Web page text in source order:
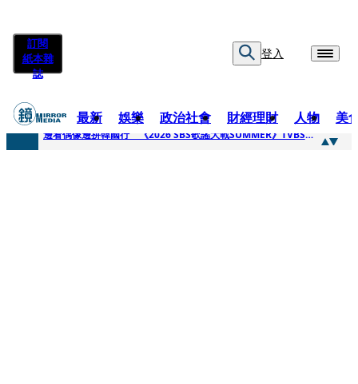
訂閱
紙本雜
誌
登入
最新 娛樂 政治社會 財經理財 人物 美
快訊
邊看偶像邊拚韓國行 《2026 SBS歌謠大戰SUMMER》TVBS直播祭追星福利